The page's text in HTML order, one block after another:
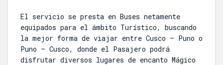
El servicio se presta en Buses netamente
equipados para el ámbito Turístico, buscando
la mejor forma de viajar entre Cusco – Puno o
Puno – Cusco, donde el Pasajero podrá
disfrutar diversos lugares de encanto Mágico